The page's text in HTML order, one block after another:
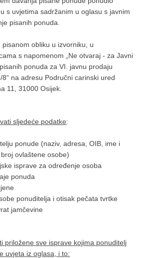
s uvjetima sadržanim u oglasu s javnim
pisanih ponuda.
obliku u izvorniku, u
s napomenom „Ne otvaraj - za Javni
ponuda za VI. javnu prodaju
na adresu Područni carinski ured
11, 31000 Osijek.
sljedeće podatke:
ponude (naziv, adresa, OIB, ime i
ovlaštene osobe)
isprave za određenje osoba
ponuda
ponuditelja i otisak pečata tvrtke
jamčevine
priložene sve isprave kojima ponuditelj
uvjeta iz oglasa, i to: